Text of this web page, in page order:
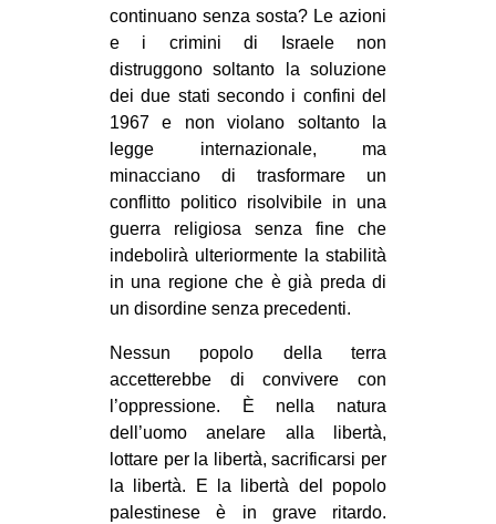
continuano senza sosta? Le azioni
e i crimini di Israele non
distruggono soltanto la soluzione
dei due stati secondo i confini del
1967 e non violano soltanto la
legge internazionale, ma
minacciano di trasformare un
conflitto politico risolvibile in una
guerra religiosa senza fine che
indebolirà ulteriormente la stabilità
in una regione che è già preda di
un disordine senza precedenti.
Nessun popolo della terra
accetterebbe di convivere con
l’oppressione. È nella natura
dell’uomo anelare alla libertà,
lottare per la libertà, sacrificarsi per
la libertà. E la libertà del popolo
palestinese è in grave ritardo.